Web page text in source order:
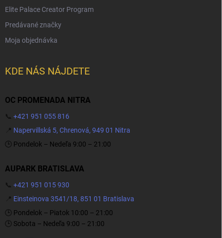
Elite Palace Creator Program
Predávané značky
Moja objednávka
KDE NÁS NÁJDETE
OC PROMENADA NITRA
📞 +421 951 055 816
📍 Napervillská 5, Chrenová, 949 01 Nitra
🕒 Pondelok – Nedeľa 9:00 – 21:00
AUPARK BRATISLAVA
📞 +421 951 015 930
📍 Einsteinova 3541/18, 851 01 Bratislava
🕒 Pondelok – Piatok 10:00 – 21:00
🕒 Sobota – Nedeľa 9:00 – 21:00